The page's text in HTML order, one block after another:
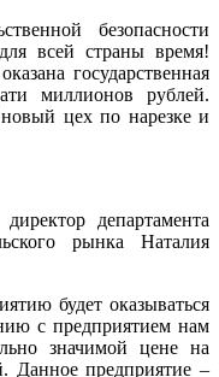
безопасности
всей страны время!
государственная
миллионов рублей.
цех по нарезке и
департамента
рынка Наталия
будет оказываться
с предприятием нам
значимой цене на
Данное предприятие –